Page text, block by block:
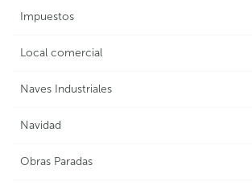
Impuestos
Local comercial
Naves Industriales
Navidad
Obras Paradas